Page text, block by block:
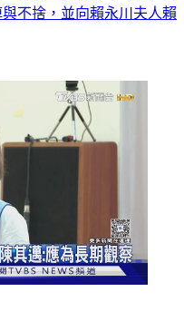
對此，總統府今（10）日
不捨，並向賴永川夫人賴